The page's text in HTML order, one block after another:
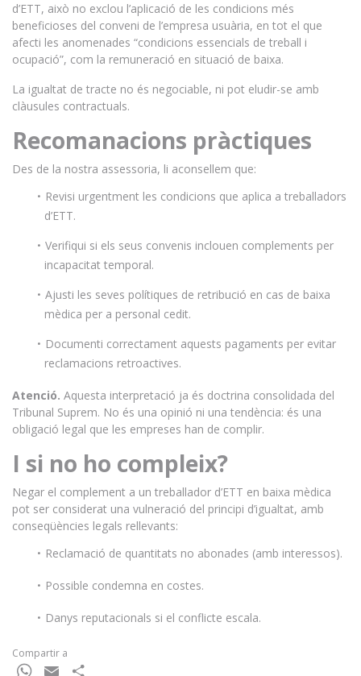
d’ETT, això no exclou l’aplicació de les condicions més
beneficioses del conveni de l’empresa usuària, en tot el que
afecti les anomenades “condicions essencials de treball i
ocupació”, com la remuneració en situació de baixa.
La igualtat de tracte no és negociable, ni pot eludir-se amb
clàusules contractuals.
Recomanacions pràctiques
Des de la nostra assessoria, li aconsellem que:
Revisi urgentment les condicions que aplica a treballadors
d’ETT.
Verifiqui si els seus convenis inclouen complements per
incapacitat temporal.
Ajusti les seves polítiques de retribució en cas de baixa
mèdica per a personal cedit.
Documenti correctament aquests pagaments per evitar
reclamacions retroactives.
Atenció. Aquesta interpretació ja és doctrina consolidada del
Tribunal Suprem. No és una opinió ni una tendència: és una
obligació legal que les empreses han de complir.
I si no ho compleix?
Negar el complement a un treballador d’ETT en baixa mèdica
pot ser considerat una vulneració del principi d’igualtat, amb
conseqüències legals rellevants:
Reclamació de quantitats no abonades (amb interessos).
Possible condemna en costes.
Danys reputacionals si el conflicte escala.
Compartir a
WhatsApp
Email